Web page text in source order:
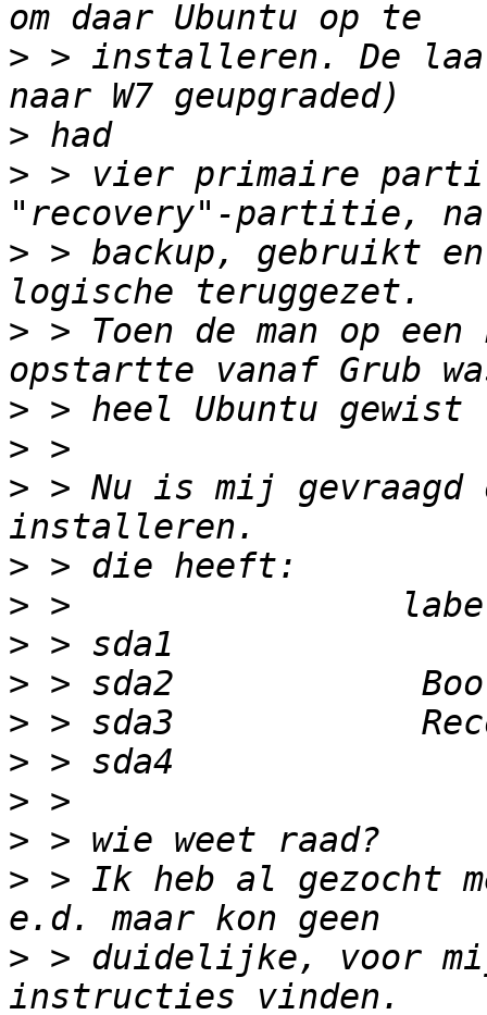
> > installeren. De
>
> > vier primaire
> > backup, gebruikt
> > Toen de man op
>
>
> > Nu is mij gevraagd
>
>
>
>
>
>
>
>
> > Ik heb al gezocht
> > duidelijke, voor